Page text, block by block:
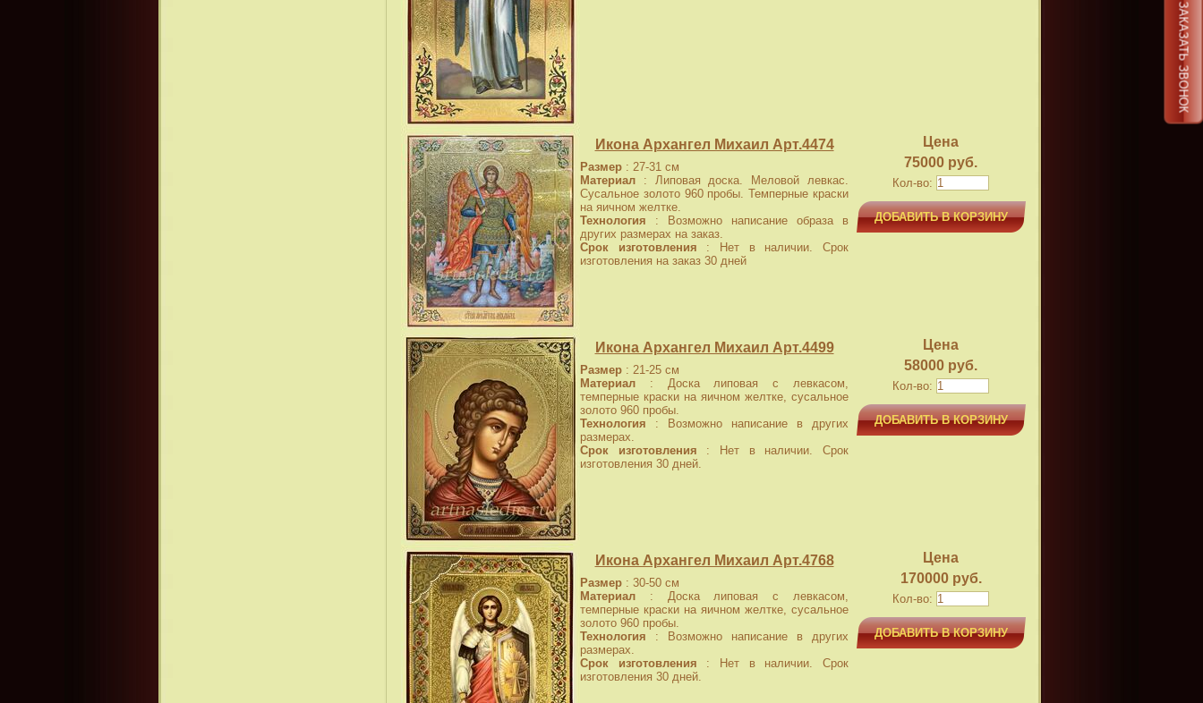
Икона Архангел Михаил Арт.4474
Размер : 27-31 см
Материал : Липовая доска. Меловой левкас.
Сусальное золото 960 пробы. Темперные краски
на яичном желтке.
Технология : Возможно написание образа в
других размерах на заказ.
Срок изготовления : Нет в наличии. Срок
изготовления на заказ 30 дней
Цена
75000 руб.
Кол-во:
ДОБАВИТЬ В КОРЗИНУ
Икона Архангел Михаил Арт.4499
Размер : 21-25 см
Материал : Доска липовая с левкасом,
темперные краски на яичном желтке, сусальное
золото 960 пробы.
Технология : Возможно написание в других
размерах.
Срок изготовления : Нет в наличии. Срок
изготовления 30 дней.
Цена
58000 руб.
Кол-во:
ДОБАВИТЬ В КОРЗИНУ
Икона Архангел Михаил Арт.4768
Размер : 30-50 см
Материал : Доска липовая с левкасом,
темперные краски на яичном желтке, сусальное
золото 960 пробы.
Технология : Возможно написание в других
размерах.
Срок изготовления : Нет в наличии. Срок
изготовления 30 дней.
Цена
170000 руб.
Кол-во:
ДОБАВИТЬ В КОРЗИНУ
ЗАКАЗАТЬ ЗВОНОК